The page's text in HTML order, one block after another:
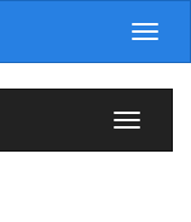
Menü